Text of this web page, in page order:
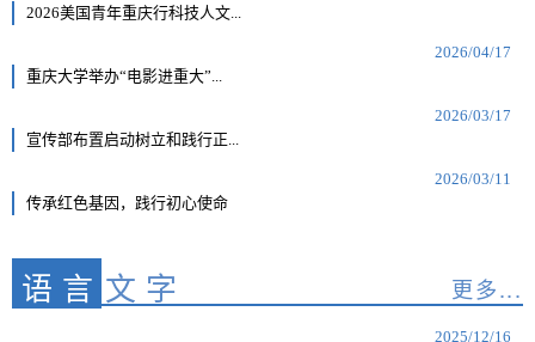
2026美国青年重庆行科技人文...
2026/04/17
重庆大学举办“电影进重大”...
2026/03/17
宣传部布置启动树立和践行正...
2026/03/11
传承红色基因，践行初心使命
语言 文字 更多...
2025/12/16